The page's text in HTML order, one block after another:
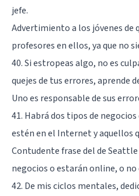
jefe.
Advertimiento a los jóvenes de
profesores en ellos, ya que no
40. Si estropeas algo, no es
quejes de tus errores, aprende
Uno es responsable de sus
41. Habrá dos tipos de
estén en el Internet y aquellos
Contudente frase del de
negocios o estarán online, o no
42. De mis ciclos mentales,